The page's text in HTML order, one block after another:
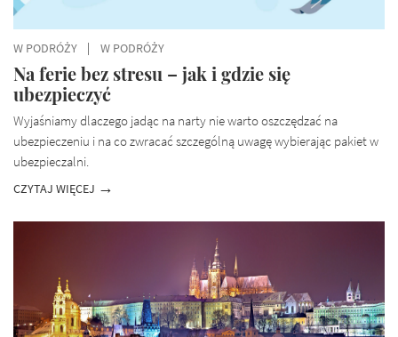
W PODRÓŻY W PODRÓŻY
Na ferie bez stresu – jak i gdzie się
ubezpieczyć
Wyjaśniamy dlaczego jadąc na narty nie warto oszczędzać na
ubezpieczeniu i na co zwracać szczególną uwagę wybierając pakiet w
ubezpieczalni.
CZYTAJ WIĘCEJ